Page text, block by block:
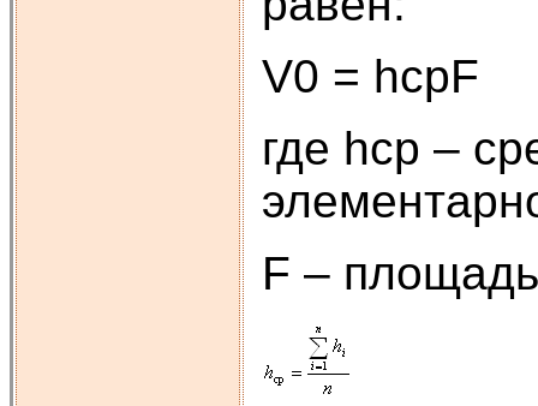
V0 = hсрF
где hср –
F –